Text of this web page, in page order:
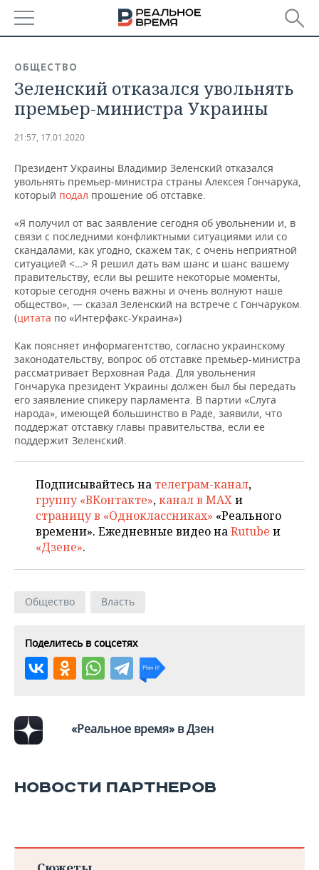
БАШКОРТОСТАН
ТАТАРСТАН
НОВОСТИ
АНАЛИТИКА
ДЕКЛАРАЦИИ О ДОХОДАХ
ВУЗЫ ТАТАРСТАНА
КОМУ ПРИНАДЛЕЖАТ
ТОРГОВЫЕ ЦЕНТРЫ
ТАТАРСТАНА
НОВОСТИ ЭКОНОМИКИ
БАНКИ
БЮДЖЕТ
ИНВЕСТИЦИИ
ПРОМЫШЛЕННОСТЬ
ПРОМЫШЛЕННОСТИ
АГРОПРОМ
МАШИНОСТРОЕНИЕ
НЕФТЕХИМИЯ
НЕФТЬ
ОПК
ЭНЕРГЕТИКА
НОВОСТИ НЕДВИЖИМОСТИ
АВТО
НОВОСТИ АВТО
БИЗНЕС
НОВОСТИ БИЗНЕСА
РОЗНИЧНАЯ ТОРГОВЛЯ
ТРАНСПОРТ
УСЛУГИ
ТЕХНОЛОГИИ
НОВОСТИ ТЕХНОЛОГИЙ
IT
МЕДИА
ТЕЛЕКОММУНИКАЦИИ
МЕРОПРИЯТИЯ
НОВОСТИ МЕРОПРИЯТИЙ
ВЫЕЗДНАЯ РЕДАКЦИЯ
БИЗНЕС-БРАНЧИ
ONLINE-КОНФЕРЕНЦИИ
ОТКРЫТАЯ ЛЕКЦИЯ
СПОРТ
НОВОСТИ СПОРТА
ФУТБОЛ
ХОККЕЙ
БАСКЕТБОЛ
ВОЛЕЙБОЛ
ФИГУРНОЕ КАТАНИЕ
ВОДНЫЕ ВИДЫ СПОРТА
ХОККЕЙ С МЯЧОМ
ОБЩЕСТВО
НОВОСТИ ОБЩЕСТВА
ВЛАСТЬ
ИНФРАСТРУКТУРА
ИСТОРИЯ
МЕДИЦИНА
ОБРАЗОВАНИЕ
ПРОИСШЕСТВИЯ
ФОТОГАЛЕРЕЯ
СЮЖЕТЫ
СПРАВОЧНИК
СПИСОК ПЕРСОН
ПОЛНАЯ ВЕРСИЯ
ОБЩЕСТВО
Зеленский отказался увольнять
премьер-министра Украины
21:57, 17.01.2020
Президент Украины Владимир Зеленский отказался
увольнять премьер-министра страны Алексея Гончарука,
который подал прошение об отставке.
«Я получил от вас заявление сегодня об увольнении и, в
связи с последними конфликтными ситуациями или со
скандалами, как угодно, скажем так, с очень неприятной
ситуацией <…> Я решил дать вам шанс и шанс вашему
правительству, если вы решите некоторые моменты,
которые сегодня очень важны и очень волнуют наше
общество», — сказал Зеленский на встрече с Гончаруком.
(цитата по «Интерфакс-Украина»)
Как поясняет информагентство, согласно украинскому
законодательству, вопрос об отставке премьер-министра
рассматривает Верховная Рада. Для увольнения
Гончарука президент Украины должен был бы передать
его заявление спикеру парламента. В партии «Слуга
народа», имеющей большинство в Раде, заявили, что
поддержат отставку главы правительства, если ее
поддержит Зеленский.
Подписывайтесь на телеграм-канал,
группу «ВКонтакте»,канал в MAXи
страницу в «Одноклассниках» «Реального
времени». Ежедневные видео наRutube и
«Дзене».
Общество Власть
Поделитесь в соцсетях
«Реальное время» в Дзен
НОВОСТИ ПАРТНЕРОВ